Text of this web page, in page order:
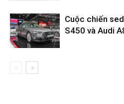
Cuộc chiến
S450 và Audi